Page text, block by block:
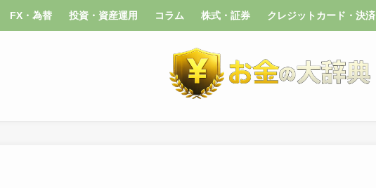
FX・為替 投資・資産運用 コラム 株式・証券 クレジットカード・決済